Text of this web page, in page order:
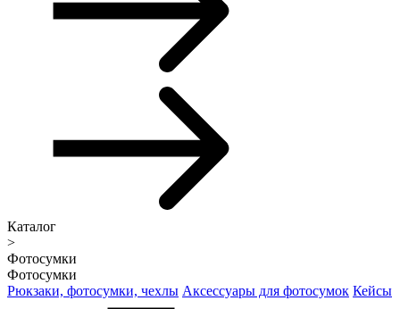
Каталог
>
Фотосумки
Фотосумки
Рюкзаки, фотосумки, чехлы Аксессуары для фотосумок Кейсы